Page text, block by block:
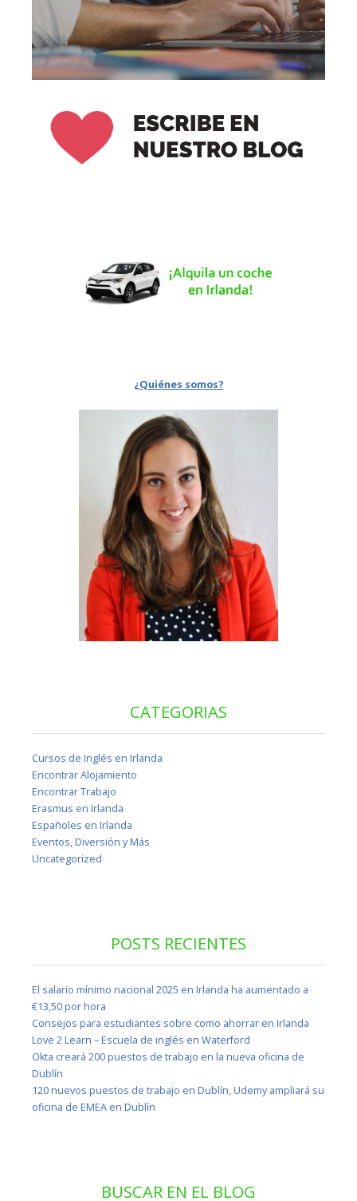
¿Quiénes somos?
CATEGORIAS
Cursos de Inglés en Irlanda
Encontrar Alojamiento
Encontrar Trabajo
Erasmus en Irlanda
Españoles en Irlanda
Eventos, Diversión y Más
Uncategorized
POSTS RECIENTES
El salario mínimo nacional 2025 en Irlanda ha aumentado a
€13,50 por hora
Consejos para estudiantes sobre como ahorrar en Irlanda
Love 2 Learn – Escuela de inglés en Waterford
Okta creará 200 puestos de trabajo en la nueva oficina de
Dublín
120 nuevos puestos de trabajo en Dublín, Udemy ampliará su
oficina de EMEA en Dublín
BUSCAR EN EL BLOG